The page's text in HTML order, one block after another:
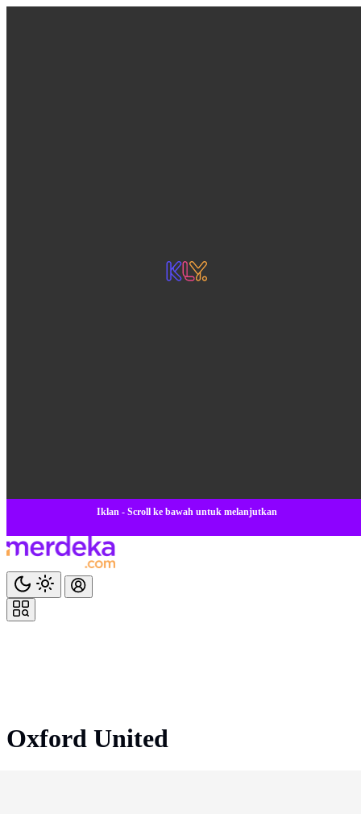
Iklan - Scroll ke bawah untuk melanjutkan
Oxford United